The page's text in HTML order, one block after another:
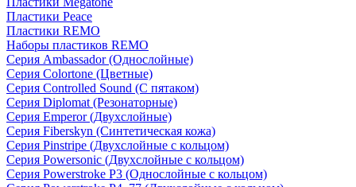
Пластики Peace
Пластики REMO
Наборы пластиков REMO
Серия Ambassador (Однослойные)
Серия Colortone (Цветные)
Серия Controlled Sound (С пятаком)
Серия Diplomat (Резонаторные)
Серия Emperor (Двухслойные)
Серия Fiberskyn (Синтетическая кожа)
Серия Pinstripe (Двухслойные с кольцом)
Серия Powersonic (Двухслойные с кольцом)
Серия Powerstroke P3 (Однослойные с кольцом)